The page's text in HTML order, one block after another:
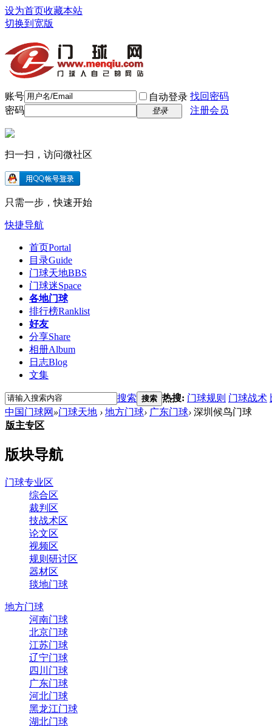
设为首页收藏本站
切换到宽版
账号 自动登录 找回密码
密码
登录 注册会员
扫一扫，访问微社区
只需一步，快速开始
快捷导航
首页Portal
目录Guide
门球天地BBS
门球迷Space
各地门球
排行榜Ranklist
好友
分享Share
相册Album
日志Blog
文集
搜索 搜索 热搜: 门球规则 门球战术
中国门球网 »门球天地 › 地方门球› 广东门球› 深圳候鸟门球
版主专区
版块导航
门球专业区
综合区
裁判区
技战术区
论文区
视频区
规则研讨区
器材区
毯地门球
地方门球
河南门球
北京门球
江苏门球
辽宁门球
四川门球
广东门球
河北门球
黑龙江门球
湖北门球